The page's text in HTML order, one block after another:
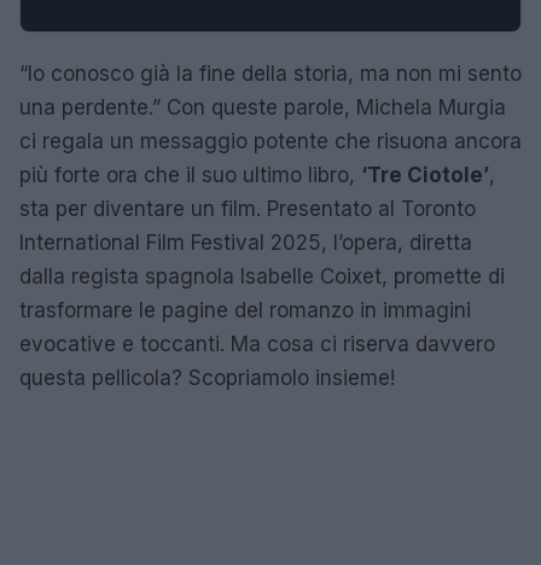
“Io conosco già la fine della storia, ma non mi sento
una perdente.” Con queste parole, Michela Murgia
ci regala un messaggio potente che risuona ancora
più forte ora che il suo ultimo libro, ‘Tre Ciotole’,
sta per diventare un film. Presentato al Toronto
International Film Festival 2025, l’opera, diretta
dalla regista spagnola Isabelle Coixet, promette di
trasformare le pagine del romanzo in immagini
evocative e toccanti. Ma cosa ci riserva davvero
questa pellicola? Scopriamolo insieme!